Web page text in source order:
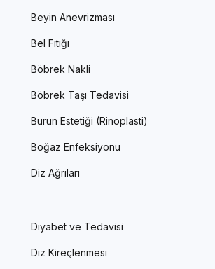
Beyin Anevrizması
Bel Fıtığı
Böbrek Nakli
Böbrek Taşı Tedavisi
Burun Estetiği (Rinoplasti)
Boğaz Enfeksiyonu
Diz Ağrıları
Diyabet ve Tedavisi
Diz Kireçlenmesi